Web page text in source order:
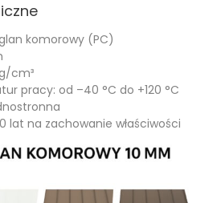
komorowy (PC)
cm³
pracy: od –40 °C do +120 °C
lat na zachowanie właściwości